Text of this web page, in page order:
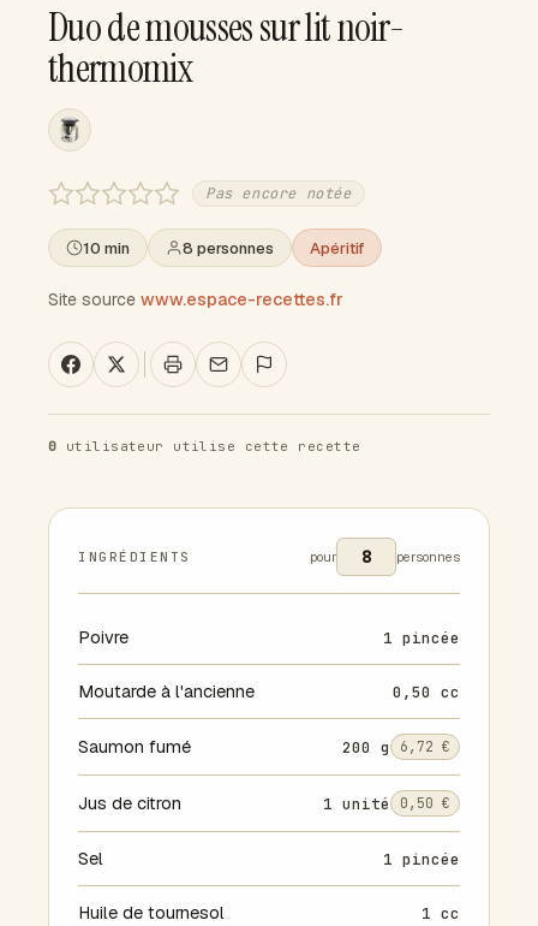
Duo de mousses sur lit noir-
thermomix
Pas encore notée
10 min 8 personnes Apéritif
Site source www.espace-recettes.fr
0 utilisateur utilise cette recette
INGRÉDIENTS pour personnes
Poivre 1 pincée
Moutarde à l'ancienne 0,50 cc
Saumon fumé 200 g 6,72 €
Jus de citron 1 unité 0,50 €
Sel 1 pincée
Huile de tournesol 1 cc